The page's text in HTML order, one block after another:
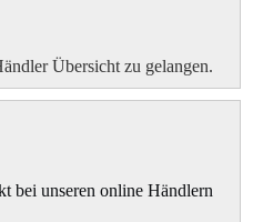
Übersicht zu gelangen.
bei unseren online Händlern